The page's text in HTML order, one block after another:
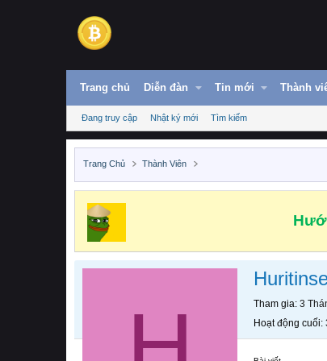
Trang chủ Diễn đàn Tin mới Thành
Đang truy cập Nhật ký mới Tìm kiếm
Trang Chủ Thành Viên
Tham gia 3
Hoạt động cuối